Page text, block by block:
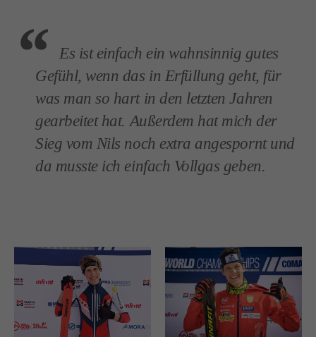
Es ist einfach ein wahnsinnig gutes
Gefühl, wenn das in Erfüllung geht, für
was man so hart in den letzten Jahren
gearbeitet hat. Außerdem hat mich der
Sieg vom Nils noch extra angespornt und
da musste ich einfach Vollgas geben.